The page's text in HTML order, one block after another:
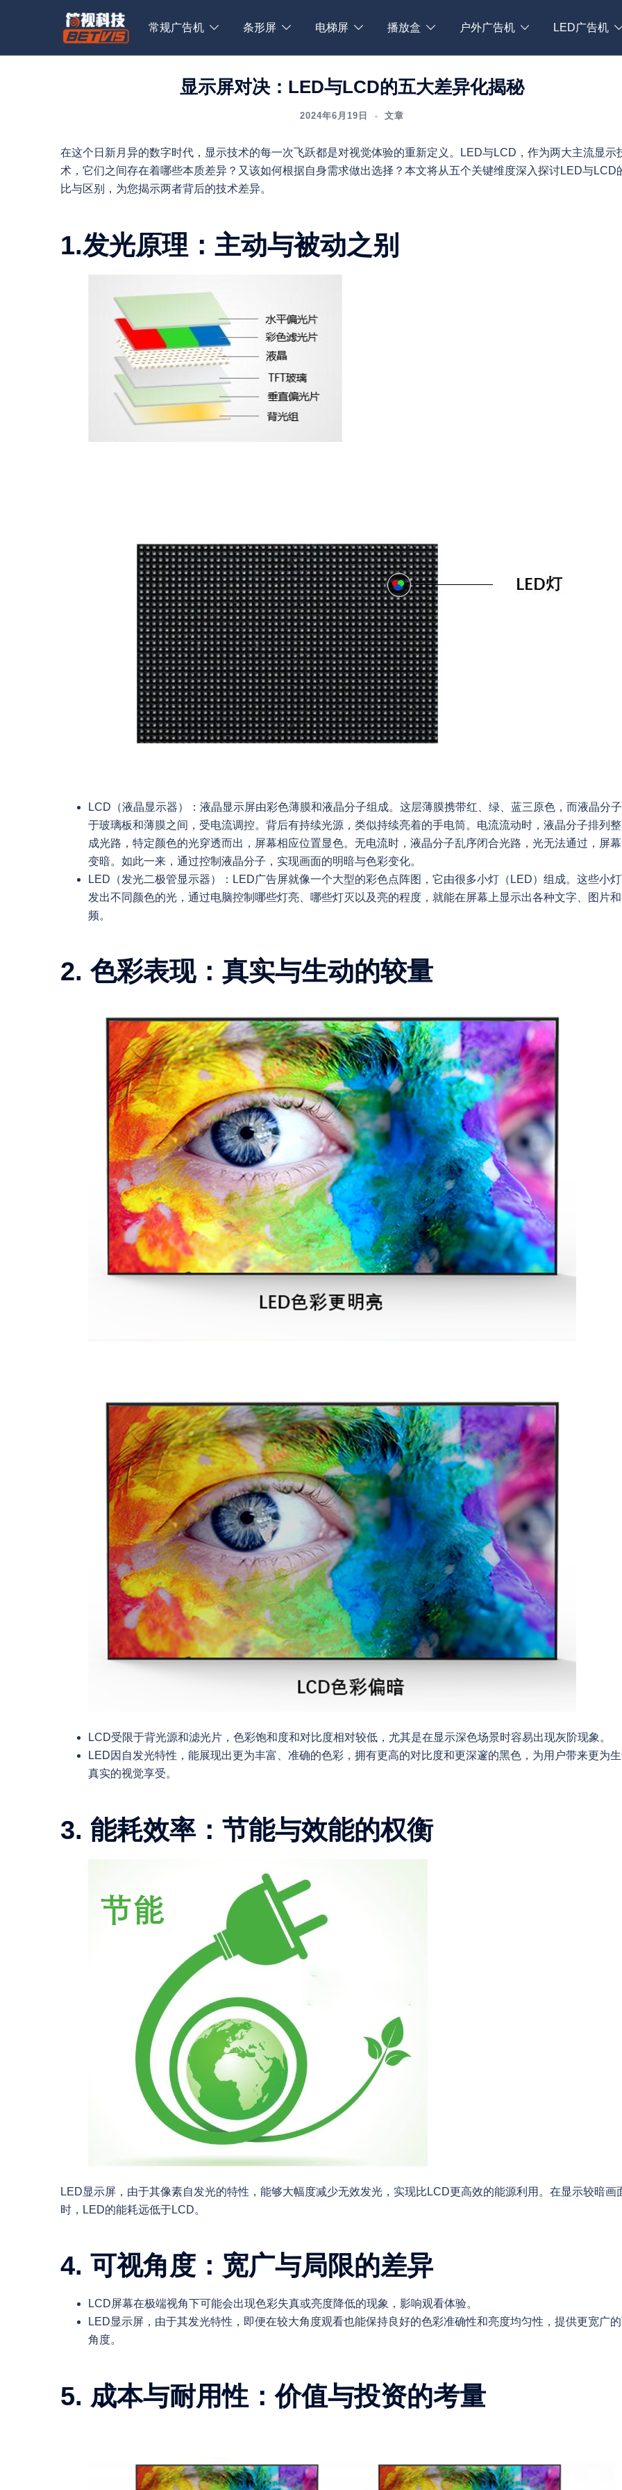
常规广告机 条形屏 电梯屏 播放盒 户外广告机 LED广告机
显示屏对决：LED与LCD的五大差异化揭秘
2024年6月19日 文章
在这个日新月异的数字时代，显示技术的每一次飞跃都是对视觉体验的重新定义。LED与LCD，作为两大主流显示
术，它们之间存在着哪些本质差异？又该如何根据自身需求做出选择？本文将从五个关键维度深入探讨LED与LCD
比与区别，为您揭示两者背后的技术差异。
1.发光原理：主动与被动之别
LCD（液晶显示器）：液晶显示屏由彩色薄膜和液晶分子组成。这层薄膜携带红、绿、蓝三原色，而液晶分
于玻璃板和薄膜之间，受电流调控。背后有持续光源，类似持续亮着的手电筒。电流流动时，液晶分子排列
成光路，特定颜色的光穿透而出，屏幕相应位置显色。无电流时，液晶分子乱序闭合光路，光无法通过，屏
变暗。如此一来，通过控制液晶分子，实现画面的明暗与色彩变化。
LED（发光二极管显示器）：LED广告屏就像一个大型的彩色点阵图，它由很多小灯（LED）组成。这些小
发出不同颜色的光，通过电脑控制哪些灯亮、哪些灯灭以及亮的程度，就能在屏幕上显示出各种文字、图片
频。
2. 色彩表现：真实与生动的较量
LCD受限于背光源和滤光片，色彩饱和度和对比度相对较低，尤其是在显示深色场景时容易出现灰阶现象。
LED因自发光特性，能展现出更为丰富、准确的色彩，拥有更高的对比度和更深邃的黑色，为用户带来更为
真实的视觉享受。
3. 能耗效率：节能与效能的权衡
LED显示屏，由于其像素自发光的特性，能够大幅度减少无效发光，实现比LCD更高效的能源利用。在显示较暗画
时，LED的能耗远低于LCD。
4. 可视角度：宽广与局限的差异
LCD屏幕在极端视角下可能会出现色彩失真或亮度降低的现象，影响观看体验。
LED显示屏，由于其发光特性，即便在较大角度观看也能保持良好的色彩准确性和亮度均匀性，提供更宽广
角度。
5. 成本与耐用性：价值与投资的考量